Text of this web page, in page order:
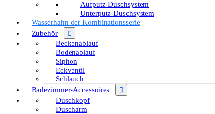
Aufputz-Duschsystem
Unterputz-Duschsystem
Wasserhahn der Kombinationsserie
Zubehör
Beckenablauf
Bodenablauf
Siphon
Eckventil
Schlauch
Badezimmer-Accessoires
Duschkopf
Duscharm